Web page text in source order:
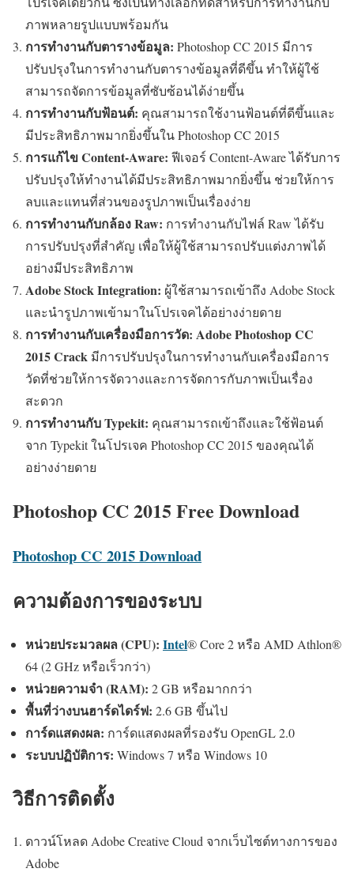
ภาพหลายรูปแบบพร้อมกัน
การทำงานกับตารางข้อมูล: Photoshop CC 2015 มีการ
ปรับปรุงในการทำงานกับตารางข้อมูลที่ดีขึ้น ทำให้ผู้ใช้
สามารถจัดการข้อมูลที่ซับซ้อนได้ง่ายขึ้น
การทำงานกับฟ้อนต์: คุณสามารถใช้งานฟ้อนต์ที่ดีขึ้นและ
มีประสิทธิภาพมากยิ่งขึ้นใน Photoshop CC 2015
การแก้ไข Content-Aware: ฟีเจอร์ Content-Aware ได้รับการ
ปรับปรุงให้ทำงานได้มีประสิทธิภาพมากยิ่งขึ้น ช่วยให้การ
ลบและแทนที่ส่วนของรูปภาพเป็นเรื่องง่าย
การทำงานกับกล้อง Raw: การทำงานกับไฟล์ Raw ได้รับ
การปรับปรุงที่สำคัญ เพื่อให้ผู้ใช้สามารถปรับแต่งภาพได้
อย่างมีประสิทธิภาพ
Adobe Stock Integration: ผู้ใช้สามารถเข้าถึง Adobe Stock
และนำรูปภาพเข้ามาในโปรเจคได้อย่างง่ายดาย
การทำงานกับเครื่องมือการวัด: Adobe Photoshop CC
2015 Crack มีการปรับปรุงในการทำงานกับเครื่องมือการ
วัดที่ช่วยให้การจัดวางและการจัดการกับภาพเป็นเรื่อง
สะดวก
การทำงานกับ Typekit: คุณสามารถเข้าถึงและใช้ฟ้อนต์
จาก Typekit ในโปรเจค Photoshop CC 2015 ของคุณได้
อย่างง่ายดาย
Photoshop CC 2015 Free Download
Photoshop CC 2015 Download
ความต้องการของระบบ
หน่วยประมวลผล (CPU): Intel® Core 2 หรือ AMD Athlon®
64 (2 GHz หรือเร็วกว่า)
หน่วยความจำ (RAM): 2 GB หรือมากกว่า
พื้นที่ว่างบนฮาร์ดไดร์ฟ: 2.6 GB ขึ้นไป
การ์ดแสดงผล: การ์ดแสดงผลที่รองรับ OpenGL 2.0
ระบบปฏิบัติการ: Windows 7 หรือ Windows 10
วิธีการติดตั้ง
ดาวน์โหลด Adobe Creative Cloud จากเว็บไซต์ทางการของ
Adobe